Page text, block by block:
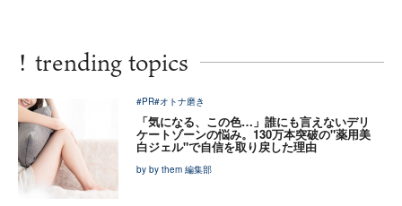
! trending topics
#PR#オトナ磨き
「気になる、この色…」誰にも言えないデリ
ケートゾーンの悩み。130万本突破の"薬用美
白ジェル"で自信を取り戻した理由
by by them 編集部